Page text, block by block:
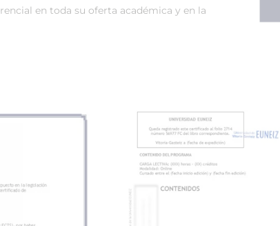
en toda su oferta académica y en la